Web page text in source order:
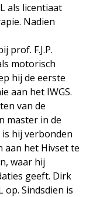
als licentiaat
Nadien
prof. F.J.P.
motorisch
hij de eerste
aan het IWGS.
van de
master in de
hij verbonden
aan het Hivset te
waar hij
geeft. Dirk
op. Sindsdien is